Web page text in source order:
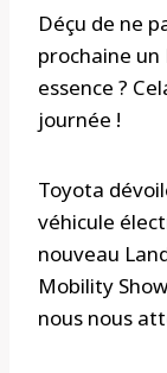
Déçu de ne
prochaine
essence ?
journée !
Toyota
véhicule
nouveau
Mobility
nous nous